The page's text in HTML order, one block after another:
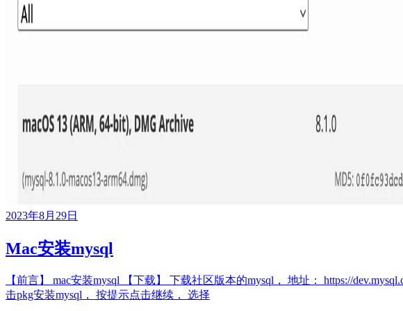
2023年8月29日
Mac安装mysql
【前言】 mac安装mysql 【下载】 下载社区版本的mysql， 地址： https://
击pkg安装mysql， 按提示点击继续， 选择